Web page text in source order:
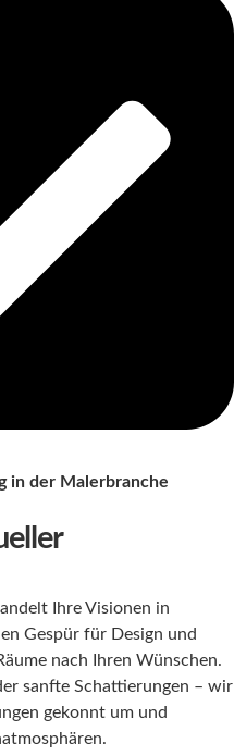
in der Malerbranche
Ihre Visionen in
Gespür für Design und
nach Ihren Wünschen.
sanfte Schattierungen – wir
gekonnt um und